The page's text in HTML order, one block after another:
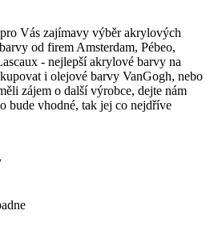
Vás zajímavy výběr akrylových
od firem Amsterdam, Pébeo,
- nejlepší akrylové barvy na
i olejové barvy VanGogh, nebo
zájem o další výrobce, dejte nám
bude vhodné, tak jej co nejdříve